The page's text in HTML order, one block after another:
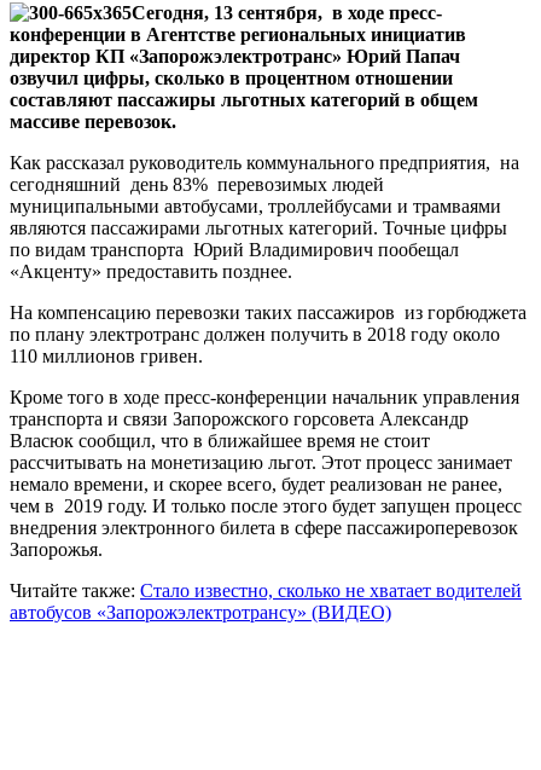
Сегодня, 13 сентября, в ходе пресс-
конференции в Агентстве региональных инициатив
директор КП «Запорожэлектротранс» Юрий Папач
озвучил цифры, сколько в процентном отношении
составляют пассажиры льготных категорий в общем
массиве перевозок.
Как рассказал руководитель коммунального предприятия, на
сегодняшний день 83% перевозимых людей
муниципальными автобусами, троллейбусами и трамваями
являются пассажирами льготных категорий. Точные цифры
по видам транспорта Юрий Владимирович пообещал
«Акценту» предоставить позднее.
На компенсацию перевозки таких пассажиров из горбюджета
по плану электротранс должен получить в 2018 году около
110 миллионов гривен.
Кроме того в ходе пресс-конференции начальник управления
транспорта и связи Запорожского горсовета Александр
Власюк сообщил, что в ближайшее время не стоит
рассчитывать на монетизацию льгот. Этот процесс занимает
немало времени, и скорее всего, будет реализован не ранее,
чем в 2019 году. И только после этого будет запущен процесс
внедрения электронного билета в сфере пассажироперевозок
Запорожья.
Читайте также: Стало известно, сколько не хватает водителей
автобусов «Запорожэлектротрансу» (ВИДЕО)